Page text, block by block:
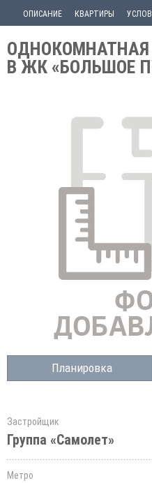
ОПИСАНИЕ КВАРТИРЫ
ОДНОКОМНАТНАЯ
В ЖК «БОЛЬШОЕ
Планировка
Застройщик
Группа «Самолет»
Метро